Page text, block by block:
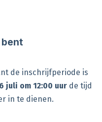
bent
de inschrijfperiode is
juli om 12:00 uur de tijd
in te dienen.